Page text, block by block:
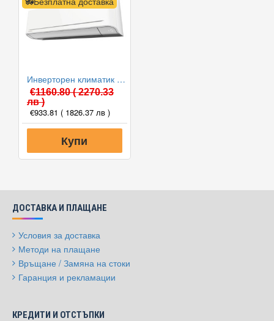
Инверторен климатик Toshiba RAS-B13E2KVG-E/RAS-13E2AVG-E YUKAI, 13000 BTU, Клас A++
€1160.80( 2270.33
лв )
€933.81 ( 1826.37 лв )
Купи
ДОСТАВКА И ПЛАЩАНЕ
Условия за доставка
Методи на плащане
Връщане / Замяна на стоки
Гаранция и рекламации
КРЕДИТИ И ОТСТЪПКИ